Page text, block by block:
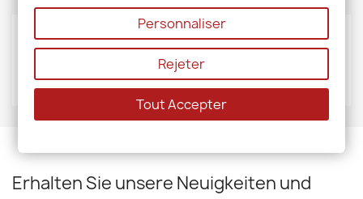
LIEFERANTEN
Erhalten Sie unsere Neuigkeiten und
Personnaliser
Rejeter
Tout Accepter